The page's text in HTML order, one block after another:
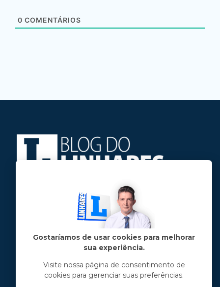
0 COMENTÁRIOS
Jose Linhares Jr é maranhense.
Formado em Jornalismo, estudou filosofia
e tem pós-graduações em ciência política
e marketing político.
Menu principal
Notícias
Gostaríamos de usar cookies para melhorar
sua experiência.
Visite nossa página de consentimento de
cookies para gerenciar suas preferências.